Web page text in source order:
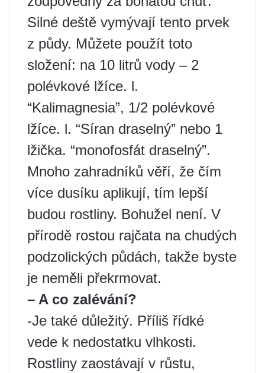
Silné deště vymývají tento prvek
z půdy. Můžete použít toto
složení: na 10 litrů vody – 2
polévkové lžíce. l.
“Kalimagnesia”, 1/2 polévkové
lžíce. l. “Síran draselný” nebo 1
lžička. “monofosfát draselný”.
Mnoho zahradníků věří, že čím
více dusíku aplikují, tím lepší
budou rostliny. Bohužel není. V
přírodě rostou rajčata na chudých
podzolických půdách, takže byste
je neměli překrmovat.
– A co zalévání?
-Je také důležitý. Příliš řídké
vede k nedostatku vlhkosti.
Rostliny zaostávají v růstu,